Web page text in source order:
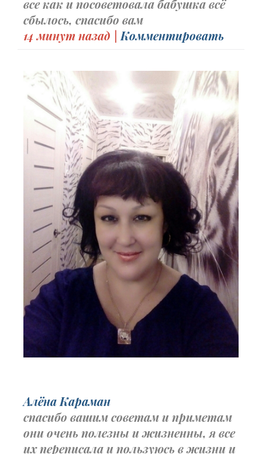
все как и посоветовала бабушка всё
сбылось, спасибо вам
14 минут назад | Комментировать
Алёна Караман
спасибо вашим советам и приметам
они очень полезны и жизненны, я все
их переписала и пользуюсь в жизни и